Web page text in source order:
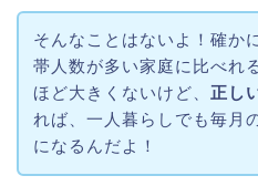
そんなことはないよ！確か
帯人数が多い家庭に比べれ
ほど大きくないけど、 正し
れば、一人暮らしでも毎月
になるんだよ！